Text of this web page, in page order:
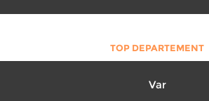
TOP DEPARTEMENT
Var